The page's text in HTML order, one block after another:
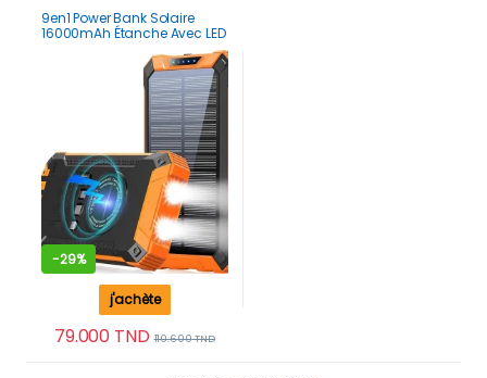
9en1 Power Bank Solaire
16000mAh Étanche Avec LED
-29%
79.000 TND 110.600TND
j'achète